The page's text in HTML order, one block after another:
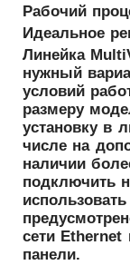
Рабочий
Идеальное
Линейка
нужный
условий
размеру
установку в
числе на
наличии
подключить
сети
панели.